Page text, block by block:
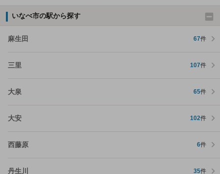
いなべ市の駅から探す
麻生田 67件
三里 107件
大泉 65件
大安 102件
西藤原 6件
丹生川 35件